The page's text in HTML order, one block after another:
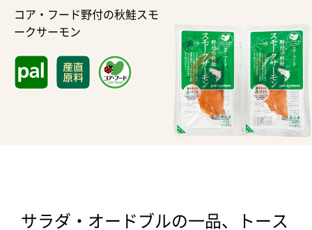
コア・フード野付の秋鮭スモ
ークサーモン
サラダ・オードブルの一品、トース